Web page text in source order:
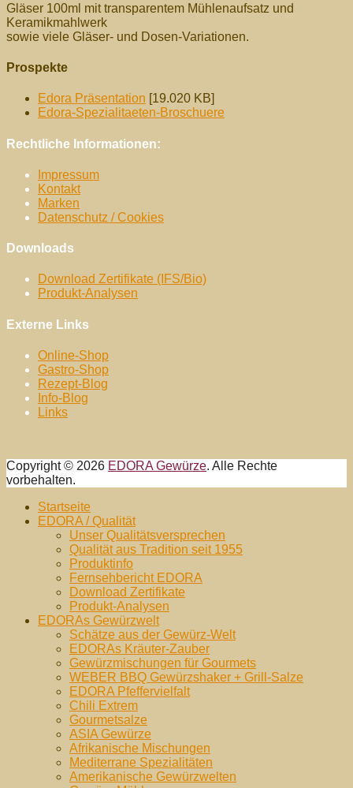
Gläser 100ml mit transparentem Mühlenaufsatz und
Keramikmahlwerk
sowie viele Gläser- und Dosen-Variationen.
Prospekte
Edora Präsentation [19.020 KB]
Edora-Spezialitaeten-Broschuere
Rechtliche Informationen:
Impressum
Kontakt
Marken
Datenschutz / Cookies
Downloads
Download Zertifikate (IFS/Bio)
Produkt-Analysen
Externe Links
Online-Shop
Gastro-Shop
Rezept-Blog
Info-Blog
Links
Copyright © 2026 EDORA Gewürze. Alle Rechte
vorbehalten.
oben
Startseite
EDORA / Qualität
Unser Qualitätsversprechen
Qualität aus Tradition seit 1955
Produktinfo
Fernsehbericht EDORA
Download Zertifikate
Produkt-Analysen
EDORAs Gewürzwelt
Schätze aus der Gewürz-Welt
EDORAs Kräuter-Zauber
Gewürzmischungen für Gourmets
WEBER BBQ Gewürzshaker + Grill-Salze
EDORA Pfeffervielfalt
Chili Extrem
Gourmetsalze
ASIA Gewürze
Afrikanische Mischungen
Mediterrane Spezialitäten
Amerikanische Gewürzwelten